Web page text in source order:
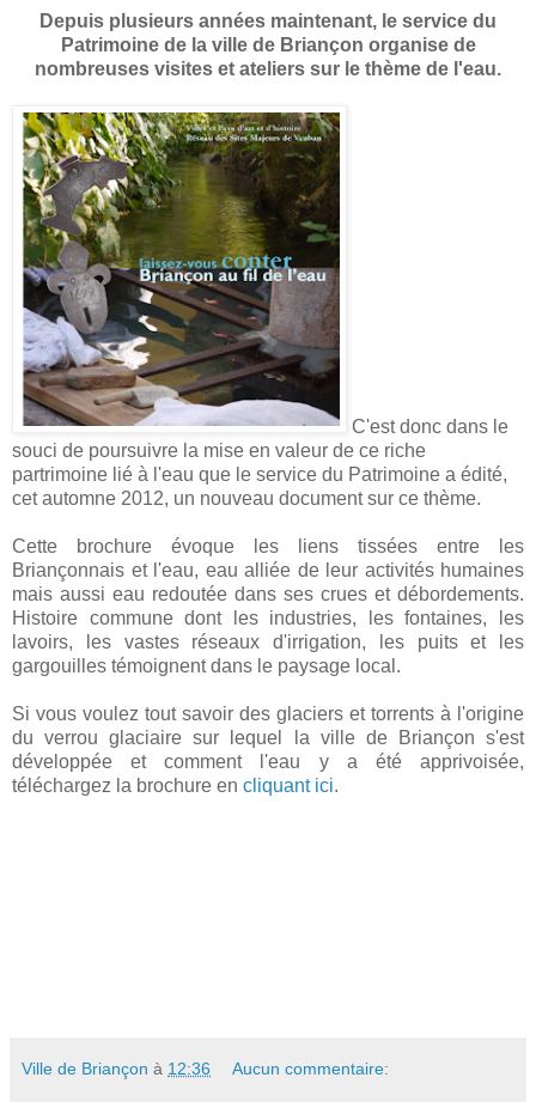
Depuis plusieurs années maintenant, le service du
Patrimoine de la ville de Briançon organise de
nombreuses visites et ateliers sur le thème de l'eau.
C'est donc dans le
souci de poursuivre la mise en valeur de ce riche
partrimoine lié à l'eau que le service du Patrimoine a édité,
cet automne 2012, un nouveau document sur ce thème.
Cette brochure évoque les liens tissées entre les
Briançonnais et l'eau, eau alliée de leur activités humaines
mais aussi eau redoutée dans ses crues et débordements.
Histoire commune dont les industries, les fontaines, les
lavoirs, les vastes réseaux d'irrigation, les puits et les
gargouilles témoignent dans le paysage local.
Si vous voulez tout savoir des glaciers et torrents à l'origine
du verrou glaciaire sur lequel la ville de Briançon s'est
développée et comment l'eau y a été apprivoisée,
téléchargez la brochure en cliquant ici.
Ville de Briançon à 12:36 Aucun commentaire: